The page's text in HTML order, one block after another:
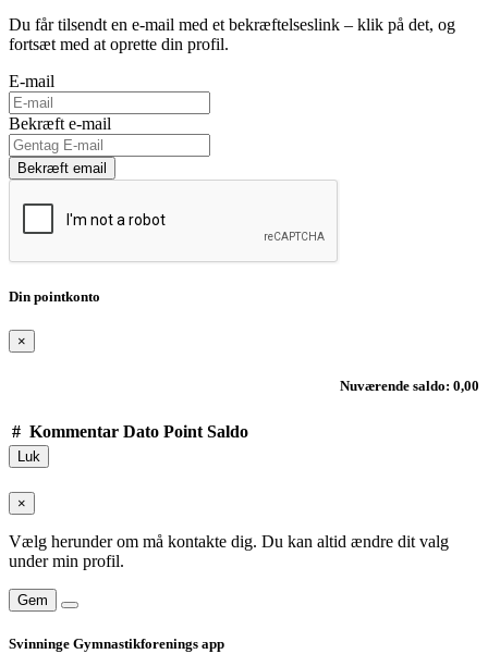
Du får tilsendt en e-mail med et bekræftelseslink – klik på det, og
fortsæt med at oprette din profil.
E-mail
Bekræft e-mail
Bekræft email
Din pointkonto
×
Nuværende saldo: 0,00
# Kommentar Dato Point Saldo
Luk
×
Vælg herunder om må kontakte dig. Du kan altid ændre dit valg
under min profil.
Gem
Svinninge Gymnastikforenings app